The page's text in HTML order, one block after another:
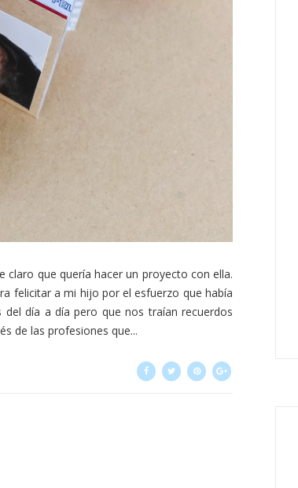
claro que quería hacer un proyecto con ella.
felicitar a mi hijo por el esfuerzo que había
día a día pero que nos traían recuerdos
de las profesiones que...